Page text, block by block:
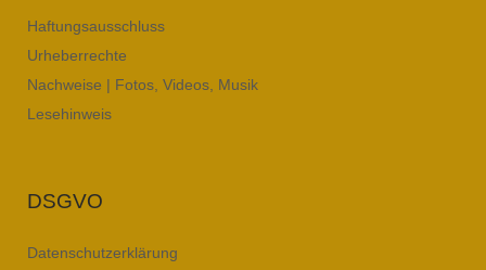
Haftungsausschluss
Urheberrechte
Nachweise | Fotos, Videos, Musik
Lesehinweis
DSGVO
Datenschutzerklärung